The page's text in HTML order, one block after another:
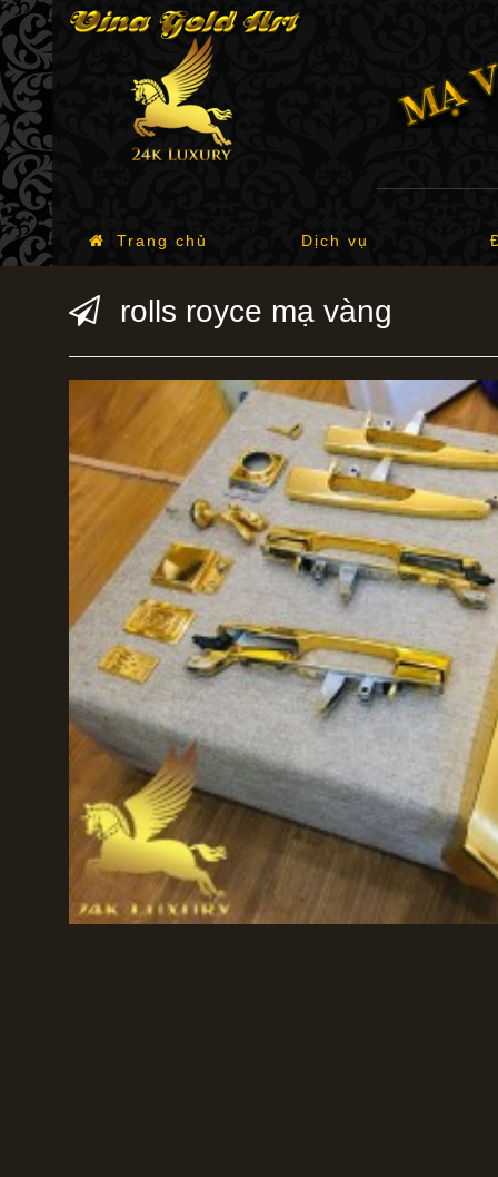
Trang chủ Dịch vụ
rolls royce mạ vàng